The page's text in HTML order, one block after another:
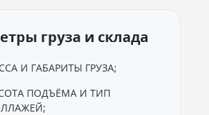
груза и склада
И ГАБАРИТЫ ГРУЗА;
ПОДЪЁМА И ТИП